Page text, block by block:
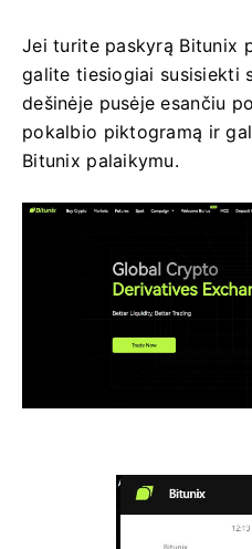
Jei turite paskyrą Bitunix
galite tiesiogiai susisiekti
dešinėje pusėje esančiu
pokalbio piktogramą ir
Bitunix palaikymu.